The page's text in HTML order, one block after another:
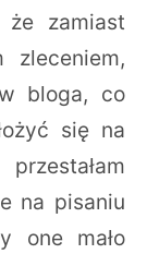
że zamiast
zleceniem,
bloga, co
się na
na pisaniu
one mało